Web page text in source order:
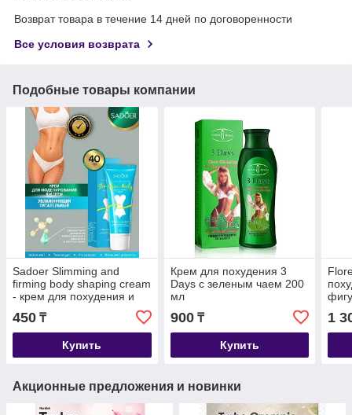
Возврат товара в течение 14 дней по договоренности
Все условия возврата
Подобные товары компании
Sadoer Slimming and
firming body shaping cream
- крем для похудения и
укрепления тела 40 гр
450 ₸
Купить
Крем для похудения 3
Days с зеленым чаем 200
мл
900₸
Купить
1
Акционные предложения и новинки